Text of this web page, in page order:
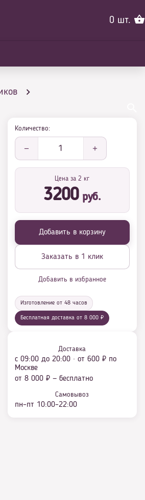
0 шт.
Количество:
1
Цена за 2 кг
3200руб.
Добавить в корзину
Заказать в 1 клик
Добавить в избранное
Изготовление от 48 часов
Бесплатная доставка от 8 000 ₽
Доставка
с 09:00 до 20:00 · от 600 ₽ по
Москве
от 8 000 ₽ — бесплатно
Самовывоз
пн–пт 10:00–22:00